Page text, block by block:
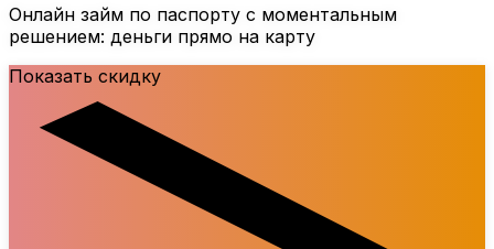
Онлайн займ по паспорту с моментальным
решением: деньги прямо на карту
Показать скидку